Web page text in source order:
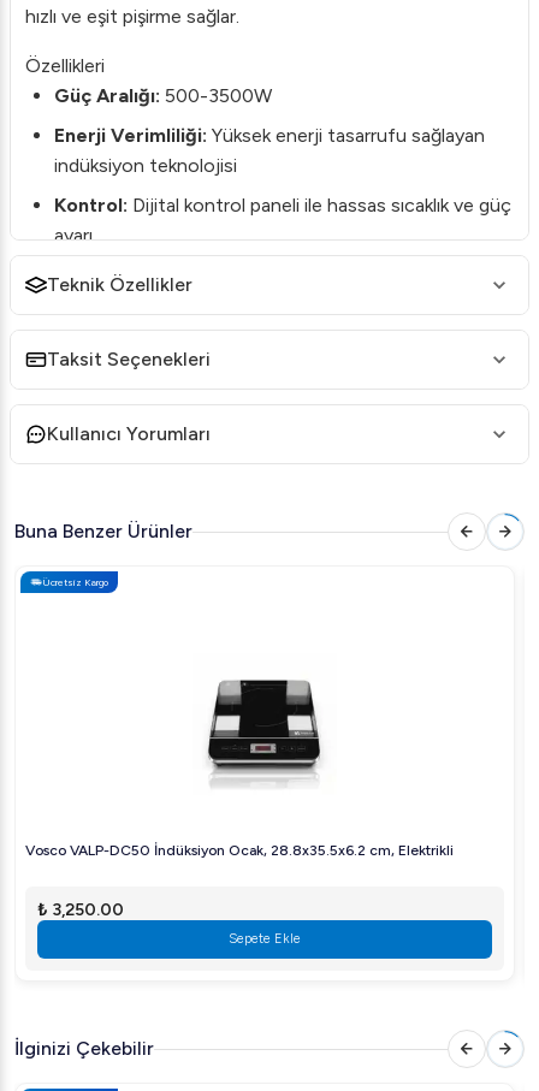
hızlı ve eşit pişirme sağlar.
Özellikleri
Güç Aralığı: 500-3500W
Enerji Verimliliği: Yüksek enerji tasarrufu sağlayan
indüksiyon teknolojisi
Kontrol: Dijital kontrol paneli ile hassas sıcaklık ve güç
ayarı
Dayanıklılık:Üstün kalite malzemeleri ve sağlam yapısı
estetik ve fonksiyonel bir katkı sunar
Kullanım Alanları
yemeklerin hızlı bir şekilde servis edilmesi gereken her tür
ortamda kullanılabilir.
Avantajları
Aşırı ısınmaya karşı otomatik kapanma
özelliği ile güvenli kullanım sunar.
Öztiryakiler AP F35 Gömme İndüksiyon Wok Ocak,
deneyiminizi bir üst seviyeye taşıyacaktır.
Teknik Özellikler
Taksit Seçenekleri
Kullanıcı Yorumları
Buna Benzer Ürünler
Ücretsiz Kargo
Vosco VALP-DC50 İndüksiyon Ocak, 28.8x35.5x6.2 cm, Elektrikli
₺ 3,250.00
Sepete Ekle
İlginizi Çekebilir